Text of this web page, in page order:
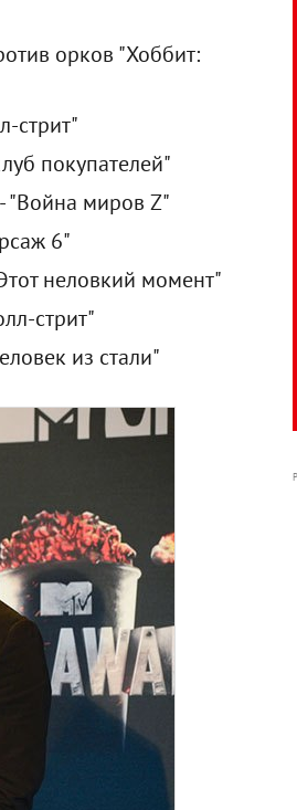
орков "Хоббит:
стрит"
покупателей"
"Война миров Z"
6"
неловкий момент"
стрит"
из стали"